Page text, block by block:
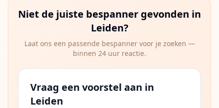
Niet de juiste bespanner gevonden in
Leiden?
Laat ons een passende bespanner voor je zoeken —
binnen 24 uur reactie.
Vraag een voorstel aan in
Leiden